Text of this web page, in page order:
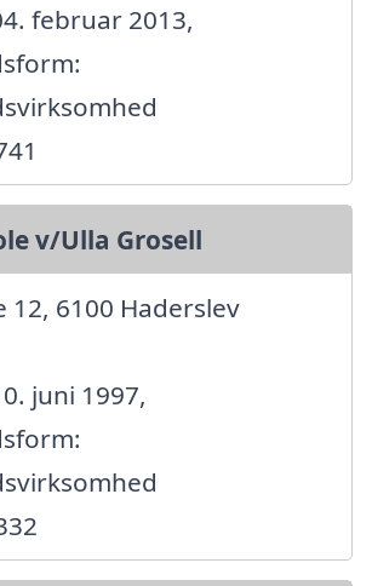
februar 2013,
v/Ulla Grosell
12, 6100 Haderslev
juni 1997,